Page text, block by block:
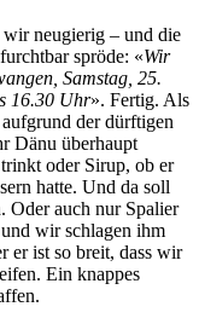
neugierig – und die
spröde: «Wir
Samstag, 25.
16.30 Uhr». Fertig. Als
der dürftigen
Dänu überhaupt
oder Sirup, ob er
hatte. Und da soll
Oder auch nur Spalier
wir schlagen ihm
er ist so breit, dass wir
Ein knappes